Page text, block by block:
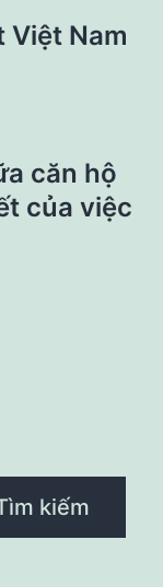
Việt Nam
căn hộ
của việc
kiếm